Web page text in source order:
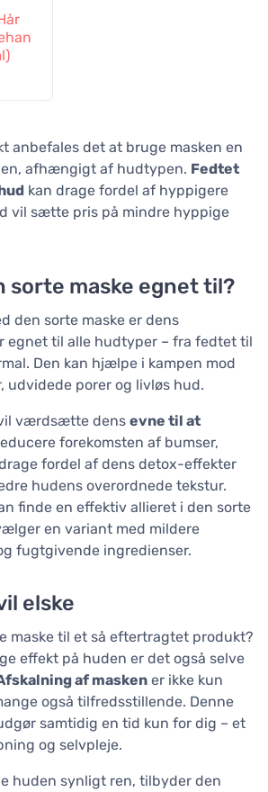
anbefales det at bruge masken en
afhængigt af hudtypen. Fedtet
kan drage fordel af hyppigere
vil sætte pris på mindre hyppige
sorte maske egnet til?
den sorte maske er dens
egnet til alle hudtyper – fra fedtet til
Den kan hjælpe i kampen mod
udvidede porer og livløs hud.
værdsætte dens evne til at
forekomsten af bumser,
fordel af dens detox-effekter
hudens overordnede tekstur.
finde en effektiv allieret i den sorte
en variant med mildere
fugtgivende ingredienser.
elske
maske til et så eftertragtet produkt?
effekt på huden er det også selve
af masken er ikke kun
også tilfredsstillende. Denne
samtidig en tid kun for dig – et
og selvpleje.
huden synligt ren, tilbyder den